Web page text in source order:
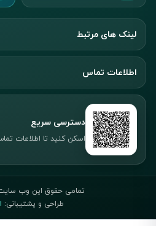
لینک های مرتبط
اطلاعات تماس
دسترسی سریع
اسکن کنید تا اطلاعات
تمامی حقوق این وب
طراحی و پشتیبانی: